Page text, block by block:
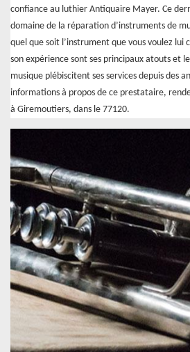
confiance au luthier Antiquaire Mayer. Ce
domaine de la réparation d’instruments de
quel que soit l’instrument que vous voulez lui
son expérience sont ses principaux atouts et
musique plébiscitent ses services depuis des
informations à propos de ce prestataire,
à Giremoutiers, dans le 77120.